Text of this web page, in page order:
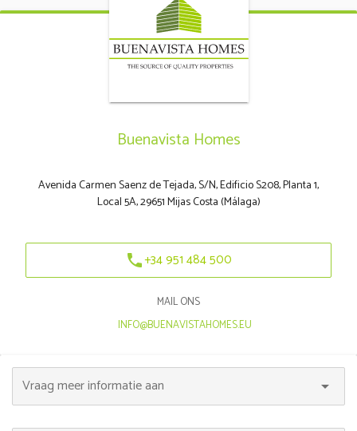
Buenavista Homes
Avenida Carmen Saenz de Tejada, S/N, Edificio S208, Planta 1,
Local 5A, 29651 Mijas Costa (Málaga)
phone+34 951 484 500
MAIL ONS
INFO@BUENAVISTAHOMES.EU
Vraag meer informatie aan arrow_drop_down